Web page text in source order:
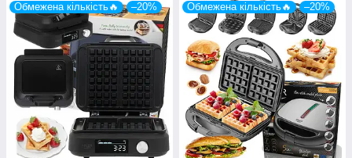
Обмежена кількість🔥 –20% Обмежена кількість🔥 –20%